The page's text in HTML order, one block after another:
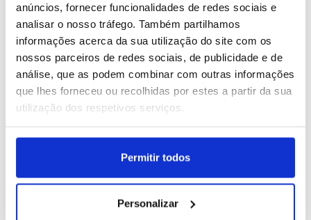
anúncios, fornecer funcionalidades de redes sociais e
analisar o nosso tráfego. Também partilhamos
informações acerca da sua utilização do site com os
nossos parceiros de redes sociais, de publicidade e de
análise, que as podem combinar com outras informações
que lhes forneceu ou recolhidas por estes a partir da sua
utilização dos respetivos serviços.
Permitir todos
Personalizar
3
Meta entra em mercado da programação IA dominado
pela Anthropic e OpenAI
4
"Turandot" de Puccini abre hoje o 7.º OperaFest que
se estende até setembro
Jason Moran, Myra Melford e Camilla George